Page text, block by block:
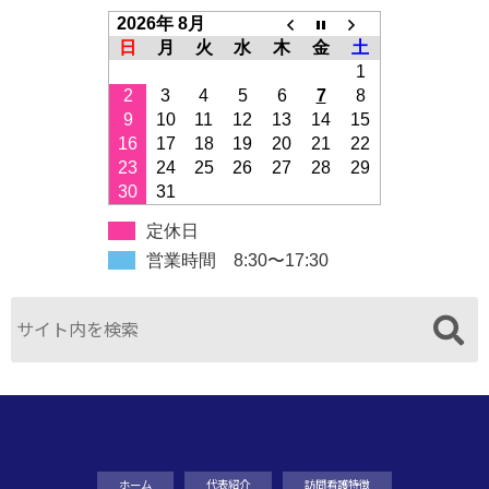
2026年 8月
日
月 火 水 木 金
土
1
2
3 4 5 6 7
8
9
10 11 12 13 14
15
16
17 18 19 20 21
22
23
24 25 26 27 28
29
30
31
定休日
営業時間 8:30〜17:30
ホーム 代表紹介 訪問看護特徴